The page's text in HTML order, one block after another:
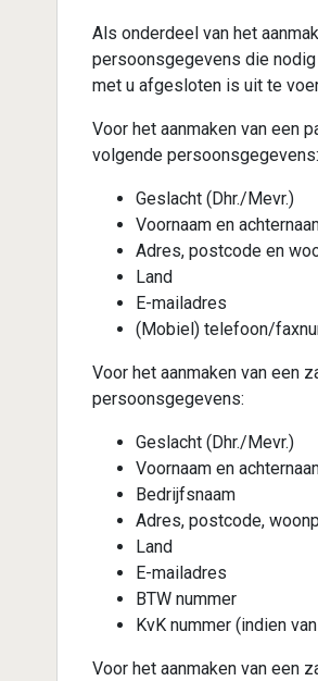
Als onderdeel van het
persoonsgegevens die
met u afgesloten is uit te
Voor het aanmaken van een
volgende persoonsgegevens:
Geslacht (Dhr./Mevr.)
Voornaam en
Adres, postcode en
Land
E-mailadres
(Mobiel) telefoon/
Voor het aanmaken van een
persoonsgegevens:
Geslacht (Dhr./Mevr.)
Voornaam en
Bedrijfsnaam
Adres, postcode,
Land
E-mailadres
BTW nummer
KvK nummer (indien
Voor het aanmaken van een